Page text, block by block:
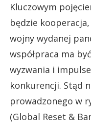
Kluczowym
będzie
wojny wydanej
współpraca ma
wyzwania i
konkurencji. Stąd
prowadzonego w
(Global Reset &